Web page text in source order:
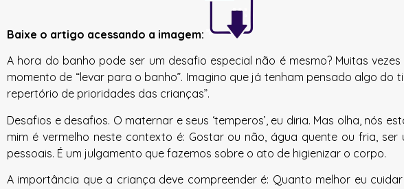
Baixe o artigo acessando a imagem:
A hora do banho pode ser um desafio especial não é mesmo? Muitas
momento de “levar para o banho”. Imagino que já tenham pensado algo
repertório de prioridades das crianças”.
Desafios e desafios. O maternar e seus ‘temperos’, eu diria. Mas olha, nós
mim é vermelho neste contexto é: Gostar ou não, água quente ou fria,
pessoais. É um julgamento que fazemos sobre o ato de higienizar o corpo.
A importância que a criança deve compreender é: Quanto melhor eu